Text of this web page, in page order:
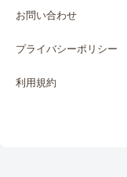
お問い合わせ
プライバシーポリシー
利用規約